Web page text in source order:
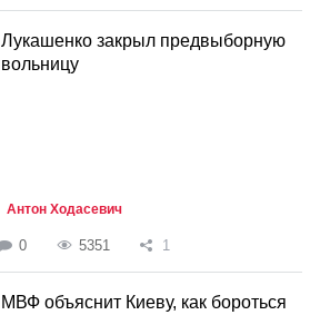
Лукашенко закрыл предвыборную
вольницу
Антон Ходасевич
0 5351 1
МВФ объяснит Киеву, как бороться